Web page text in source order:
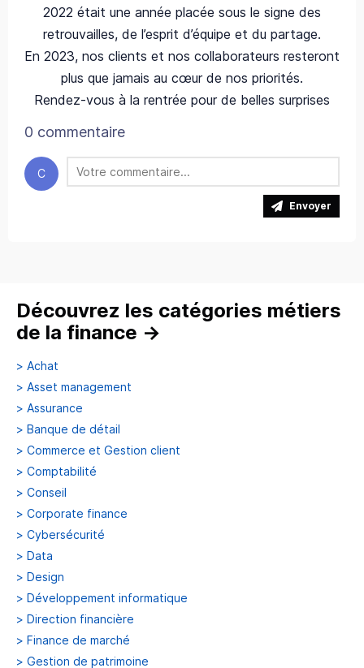
2022 était une année placée sous le signe des
retrouvailles, de l’esprit d’équipe et du partage.
En 2023, nos clients et nos collaborateurs resteront
plus que jamais au cœur de nos priorités.
Rendez-vous à la rentrée pour de belles surprises
0 commentaire
C
Envoyer
Découvrez les catégories métiers
de la finance →
> Achat
> Asset management
> Assurance
> Banque de détail
> Commerce et Gestion client
> Comptabilité
> Conseil
> Corporate finance
> Cybersécurité
> Data
> Design
> Développement informatique
> Direction financière
> Finance de marché
> Gestion de patrimoine